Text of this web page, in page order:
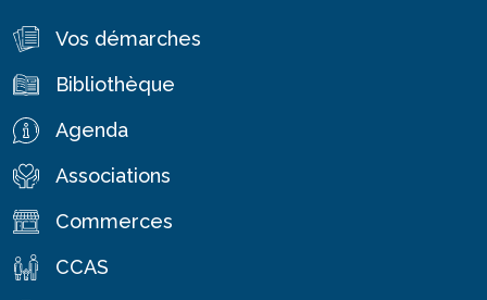
Vos démarches
Bibliothèque
Agenda
Associations
Commerces
CCAS